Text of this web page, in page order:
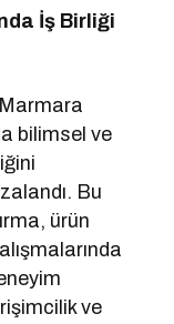
İş Birliği
bilimsel ve
Bu
ürün
ve